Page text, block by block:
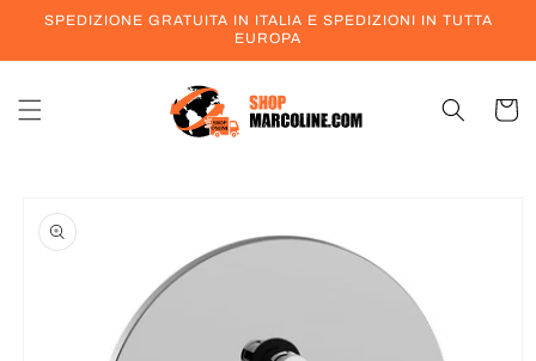
direttamente
SPEDIZIONE GRATUITA IN ITALIA E SPEDIZIONI IN TUTTA
EUROPA
Carrello
informazioni
sul prodotto